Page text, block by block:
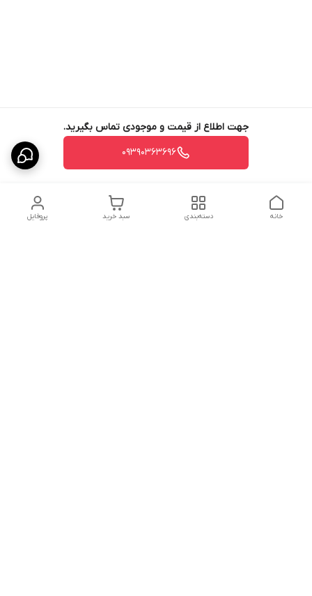
جهت اطلاع از قیمت و موجودی تماس بگیرید.
09390363696
پروفایل سبد خرید دسته‌بندی خانه